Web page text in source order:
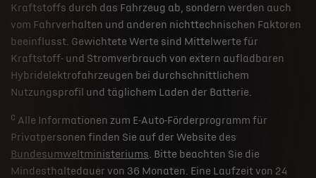
Kraftstoffs durch das Fahrzeug ab, sondern werden auch
vom Fahrverhalten und anderen nichttechnischen Faktoren
beeinflusst. Gewichtete Werte sind Mittelwerte für
Kraftstoff- und Stromverbrauch von extern aufladbaren
Hybridelektrofahrzeugen bei durchschnittlichem
Nutzungsprofil und täglichem Laden der Batterie.
c Alle Informationen zum E-Auto-Förderprogramm für
Privatpersonen finden Sie auf der Website des
Bundesumweltministeriums. Bitte beachten Sie die
Mindesthaltedauer von 36 Monaten. Eine Laufzeit von 24